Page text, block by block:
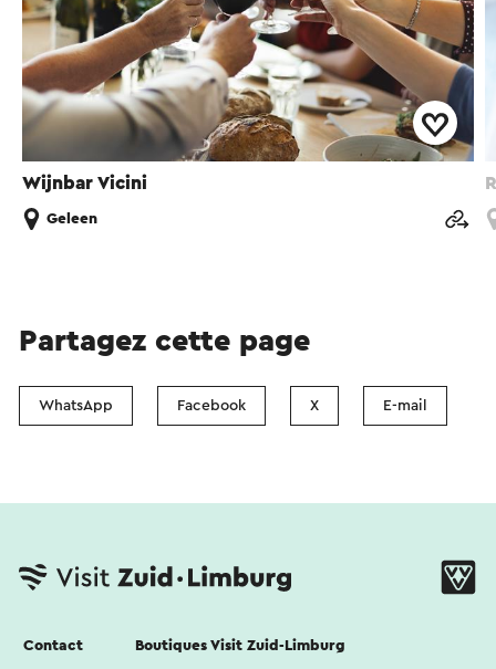
Wijnbar Vicini
Geleen
Partagez cette page
WhatsApp Facebook X E-mail
Contact Boutiques Visit Zuid-Limburg